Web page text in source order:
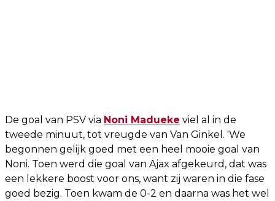
De goal van PSV via Noni Madueke viel al in de
tweede minuut, tot vreugde van Van Ginkel. 'We
begonnen gelijk goed met een heel mooie goal van
Noni. Toen werd die goal van Ajax afgekeurd, dat was
een lekkere boost voor ons, want zij waren in die fase
goed bezig. Toen kwam de 0-2 en daarna was het wel